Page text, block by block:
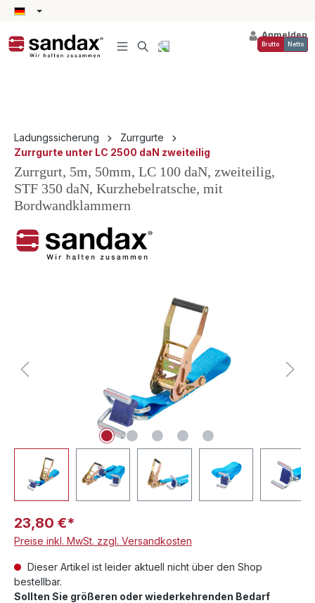
springen
Anmelden
Brutto Netto
Ladungssicherung
Zurrgurte
Zurrgurte unter LC 2500 daN zweiteilig
Zurrgurt, 5m, 50mm, LC 100 daN, zweiteilig,
STF 350 daN, Kurzhebelratsche, mit
Bordwandklammern
23,80 €*
Preise inkl. MwSt. zzgl. Versandkosten
Dieser Artikel ist leider aktuell nicht über den Shop
bestellbar.
Sollten Sie größeren oder wiederkehrenden Bedarf